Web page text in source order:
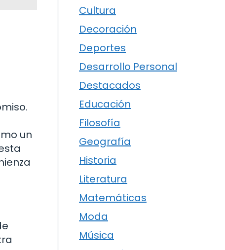
un
Cultura
Decoración
Deportes
Desarrollo Personal
Destacados
Educación
Filosofía
Geografía
Historia
Literatura
Matemáticas
Moda
Música